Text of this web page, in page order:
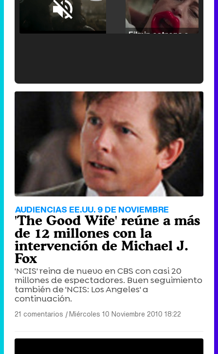
Unmute /
'120 Minutos' celebra sus 2.000 programas en Telemadrid con un vídeo del día a día en la redacción
AUDIENCIAS EE.UU. 9 DE NOVIEMBRE
'The Good Wife' reúne a más
de 12 millones con la
intervención de Michael J.
Fox
'NCIS' reina de nuevo en CBS con casi 20
millones de espectadores. Buen seguimiento
también de 'NCIS: Los Angeles' a
continuación.
21 comentarios |Miércoles 10 Noviembre 2010 18:22